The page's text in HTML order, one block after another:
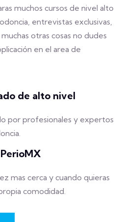
muchos cursos de nivel alto
entrevistas exclusivas,
otras cosas no dudes
en el area de
de alto nivel
por profesionales y expertos
mas cerca y cuando quieras
comodidad.